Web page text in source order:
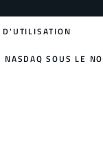
D'UTILISATION
SOUS LE